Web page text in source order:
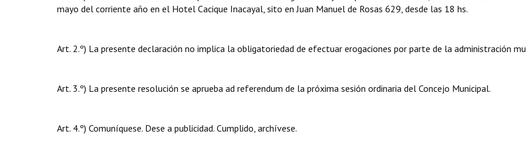
mayo del corriente año en el Hotel Cacique Inacayal, sito en Juan Manuel de Rosas 629, desde las 18 hs.
Art. 2.º) La presente declaración no implica la obligatoriedad de efectuar erogaciones por parte de la administración
Art. 3.º) La presente resolución se aprueba ad referendum de la próxima sesión ordinaria del Concejo Municipal.
Art. 4.º) Comuníquese. Dese a publicidad. Cumplido, archívese.